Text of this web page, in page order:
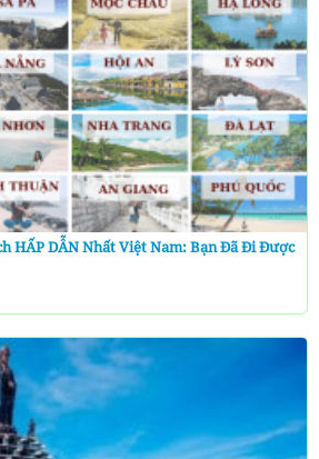
HẤP DẪN Nhất Việt Nam: Bạn Đã Đi Được